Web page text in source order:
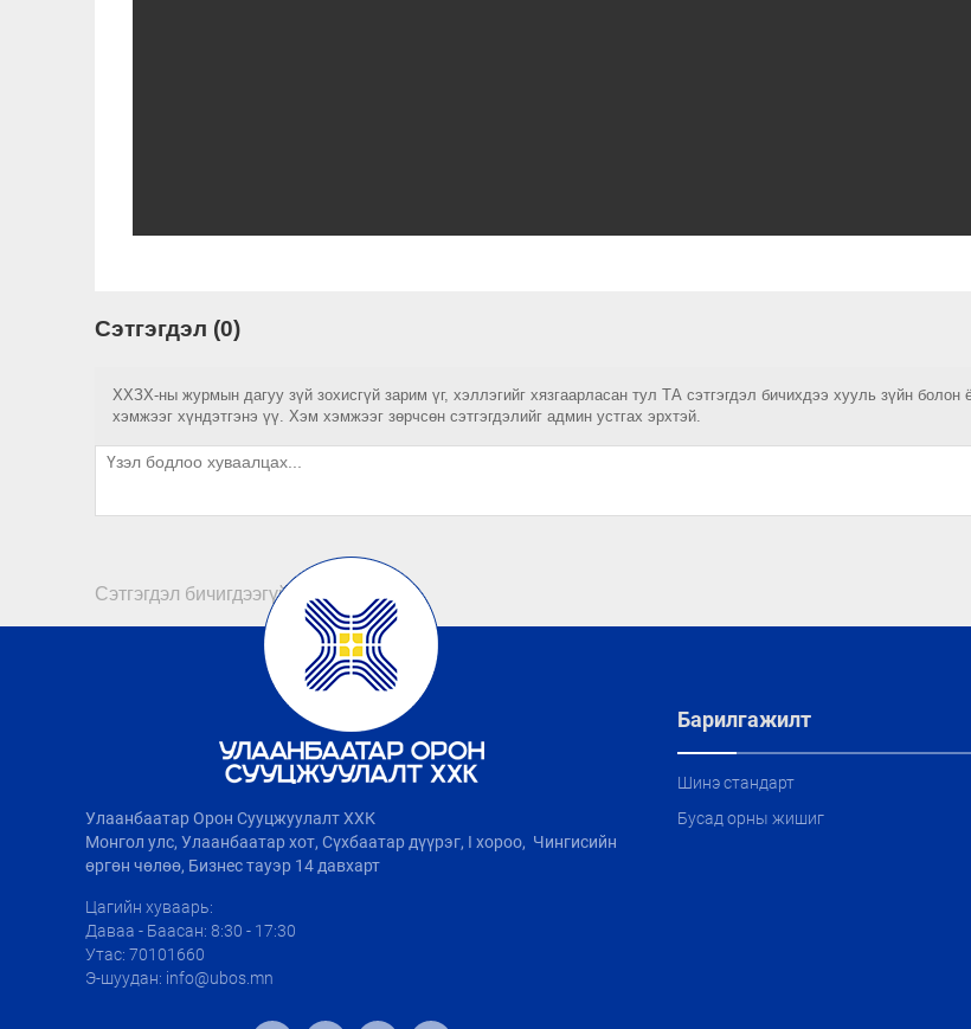
Сэтгэгдэл (0)
ХХЗХ-ны журмын дагуу зүй зохисгүй зарим үг, хэллэгийг хязгаарласан тул ТА сэтгэгдэл бичихдээ хууль зүйн болон
хэмжээг хүндэтгэнэ үү. Хэм хэмжээг зөрчсөн сэтгэгдэлийг админ устгах эрхтэй.
Сэтгэгдэл бичигдээгүй байна
Улаанбаатар Орон Сууцжуулалт ХХК
Монгол улс, Улаанбаатар хот, Сүхбаатар дүүрэг, I хороо, Чингисийн
өргөн чөлөө, Бизнес тауэр 14 давхарт
Цагийн хуваарь:
Даваа - Баасан: 8:30 - 17:30
Утас: 70101660
Э-шуудан: info@ubos.mn
Барилгажилт
Шинэ стандарт
Бусад орны жишиг